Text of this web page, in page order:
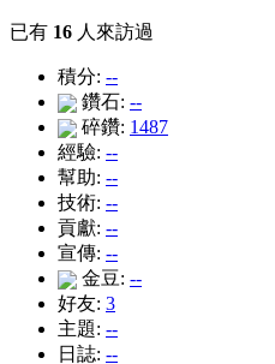
已有 16 人來訪過
積分: --
鑽石: --
碎鑽: 1487
經驗: --
幫助: --
技術: --
貢獻: --
宣傳: --
金豆: --
好友: 3
主題: --
日誌: --